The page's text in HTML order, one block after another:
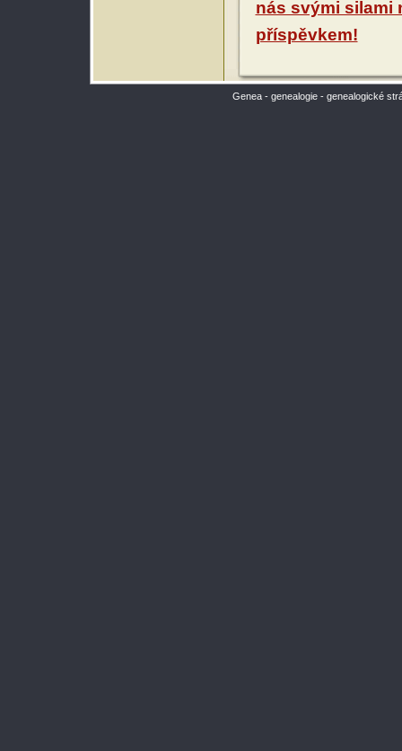
nás svými silami
příspěvkem!
Genea - genealogie - genealogické